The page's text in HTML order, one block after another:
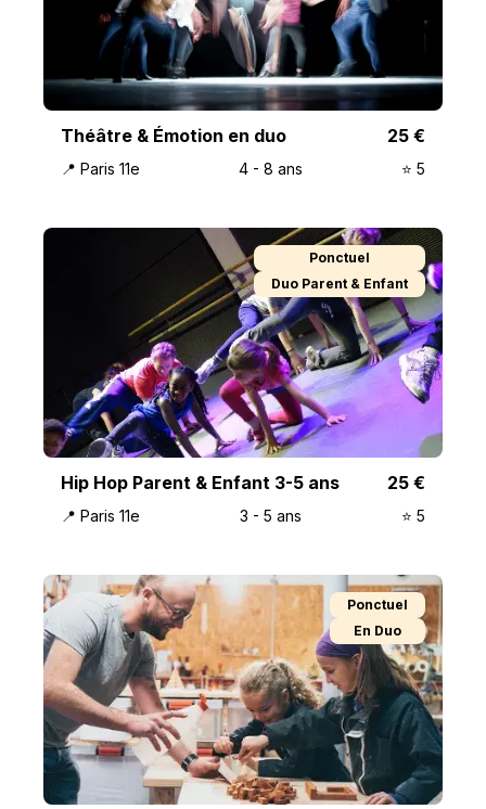
Théâtre & Émotion en duo 25 €
📍 Paris 11e 4 - 8 ans ⭐️ 5
Ponctuel
Duo Parent & Enfant
Hip Hop Parent & Enfant 3-5 ans 25 €
📍 Paris 11e 3 - 5 ans ⭐️ 5
Ponctuel
En Duo